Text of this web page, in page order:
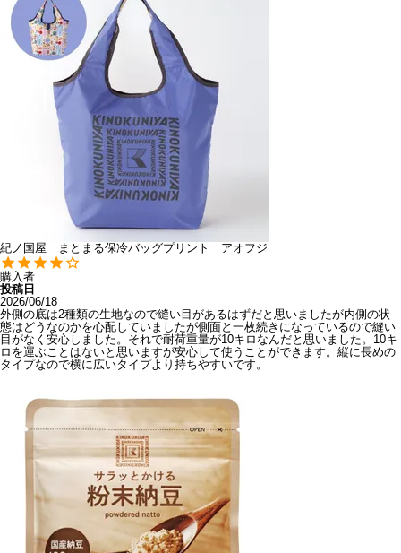
紀ノ国屋 まとまる保冷バッグプリント アオフジ
購入者
投稿日
2026/06/18
外側の底は2種類の生地なので縫い目があるはずだと思いましたが内側の状
態はどうなのかを心配していましたが側面と一枚続きになっているので縫い
目がなく安心しました。それで耐荷重量が10キロなんだと思いました。10キ
ロを運ぶことはないと思いますが安心して使うことができます。縦に長めの
タイプなので横に広いタイプより持ちやすいです。